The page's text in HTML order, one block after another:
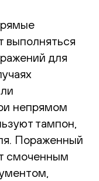
выполняться
для
непрямом
тампон,
Пораженный
смоченным